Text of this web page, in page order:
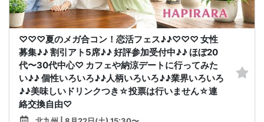
♡♡♡夏のメガ合コン！恋活フェス♪♪♡♡♡ 女性
募集♪♪ 割引アト5席♪♪ 好評参加受付中♪♪ ほぼ20
代〜30代中心♡ カフェや納涼デートに行ってみた
い♪♪ 個性いろいろ♪♪人柄いろいろ♪♪業界いろいろ
♪♪美味しいドリンクつき☆投票は行いません☆連
絡交換自由♡